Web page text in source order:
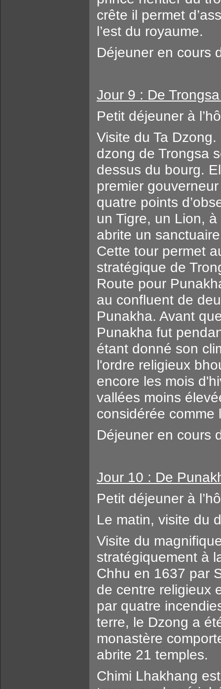
crête il permet
l’est du royaume.
Déjeuner en cours
Jour 9 : De
Petit déjeuner à
Visite du Ta
dzong de Trongsa
dessus du bourg.
premier
quatre points
un Tigre, un Lion,
abrite un
Cette tour permet
stratégique de
Route pour
au confluent de
Punakha. Avant
Punakha fut
étant donné son
l'ordre religieux
encore les mois
vallées moins
considérée comme
Déjeuner en cours
Jour 10 : De
Petit déjeuner à
Le matin, visite du
Visite du
stratégiquement à
Chhu en 1637 par
de centre religieux
par quatre
terre, le Dzong a
monastère
abrite 21 temples.
Chimi Lhakhang